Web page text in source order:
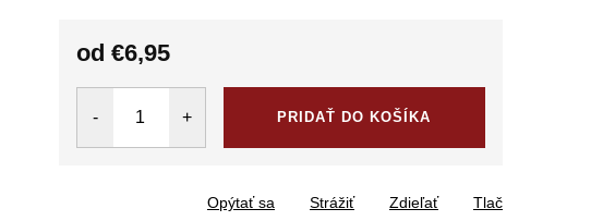
od €6,95
PRIDAŤ DO KOŠÍKA
Tlač
Opýtať sa Strážiť Zdieľať